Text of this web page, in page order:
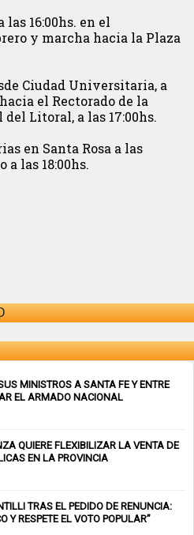
16:00hs. en el
y marcha hacia la Plaza
Ciudad Universitaria, a
el Rectorado de la
Litoral, a las 17:00hs.
en Santa Rosa a las
a las 18:00hs.
MINISTROS A SANTA FE Y ENTRE
EL ARMADO NACIONAL
QUIERE FLEXIBILIZAR LA VENTA DE
EN LA PROVINCIA
TRAS EL PEDIDO DE RENUNCIA:
Y RESPETE EL VOTO POPULAR”